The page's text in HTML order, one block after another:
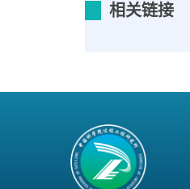
相关链接